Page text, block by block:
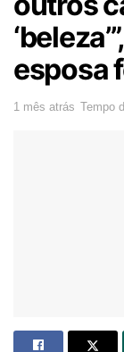
esposa
1 mês atrás Tempo